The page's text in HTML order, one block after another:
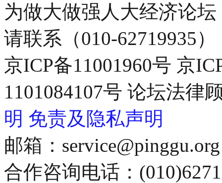
为做大做强人大经济论
请联系（010-62719935）
京ICP备11001960号 京
1101084107号 论坛法律
明 免责及隐私声明
邮箱：service@pinggu.org
合作咨询电话：